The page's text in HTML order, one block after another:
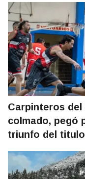
Carpinteros del
colmado, pegó
triunfo del titulo